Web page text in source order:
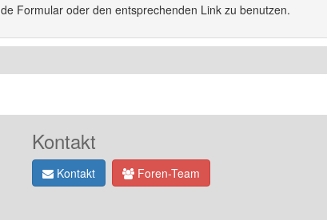
Formular oder den entsprechenden Link zu benutzen.
Kontakt
Kontakt Foren-Team